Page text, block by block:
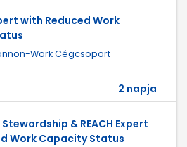
with Reduced Work
Work Cégcsoport
2 napja
& REACH Expert
Work Capacity Status